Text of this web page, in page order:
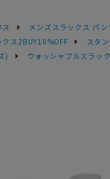
メンズスラックス パン
クス2BUY10%OFF
スタ
) ウォッシャブルスラッ